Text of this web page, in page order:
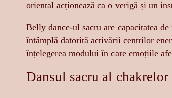
oriental acționează ca o verigă și un
Belly dance-ul sacru are capacitatea
întâmplă datorită activării centrilor
înțelegerea modului în care emoțiile
Dansul sacru al chakrelor